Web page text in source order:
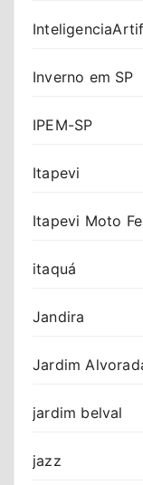
Inverno em SP
IPEM-SP
Itapevi
Itapevi Moto
itaquá
Jandira
Jardim
jardim belval
jazz